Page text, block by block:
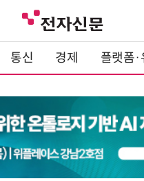
통신 경제 플랫폼·